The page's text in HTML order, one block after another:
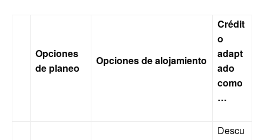
Opciones
de planeo
Opciones de alojamiento
Crédit
o
adapt
ado
como
…
Descu